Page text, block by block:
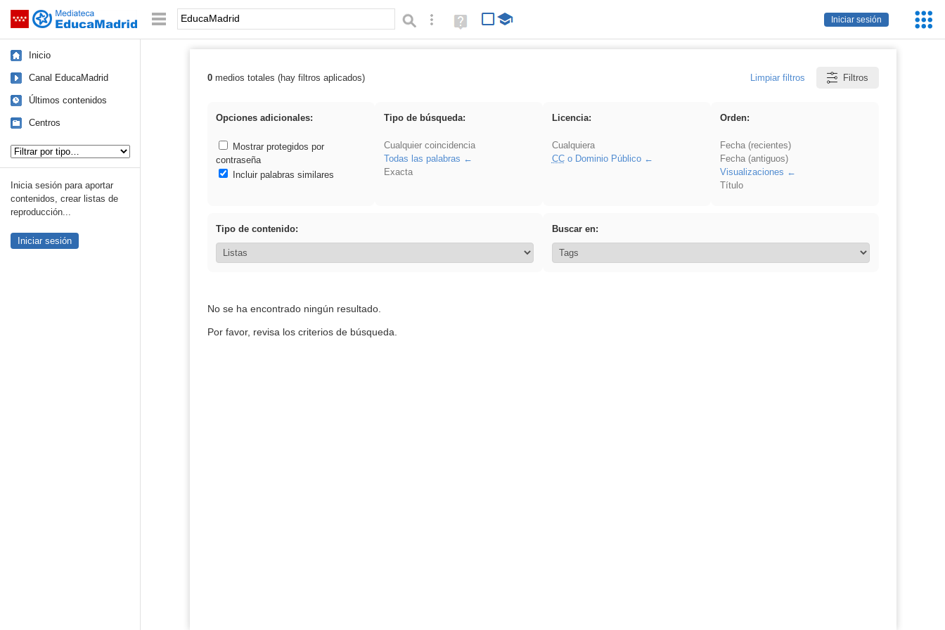
Saltar navegación
Iniciar sesión
Palabra o frase: Búsqueda avanzada
Ayuda
(en
Inicio
Canal EducaMadrid
Últimos contenidos
Centros
Inicia sesión para aportar
contenidos, crear listas de
reproducción...
Iniciar sesión
Resultados de: EducaMadrid
0medios totales (hay filtros aplicados) Limpiar filtros Filtros
Opciones adicionales:
Mostrar protegidos por
contraseña
Incluir palabras similares
Tipo de búsqueda:
Cualquier coincidencia
Todas las palabras
Exacta
Licencia:
Cualquiera
CCo Dominio Público
Orden:
Fecha (recientes)
Fecha (antiguos)
Visualizaciones
Título
Tipo de contenido: Buscar en:
No se ha encontrado ningún resultado.
Por favor, revisa los criterios de búsqueda.